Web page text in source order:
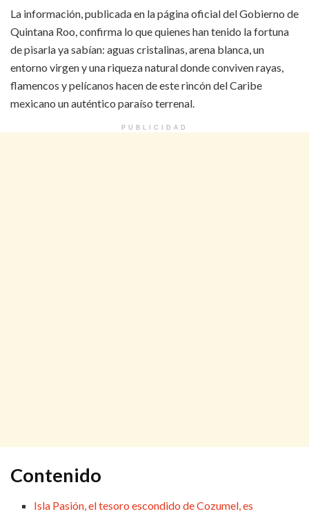
La información, publicada en la página oficial del Gobierno de
Quintana Roo, confirma lo que quienes han tenido la fortuna
de pisarla ya sabían: aguas cristalinas, arena blanca, un
entorno virgen y una riqueza natural donde conviven rayas,
flamencos y pelícanos hacen de este rincón del Caribe
mexicano un auténtico paraíso terrenal.
PUBLICIDAD
Contenido
Isla Pasión, el tesoro escondido de Cozumel, es